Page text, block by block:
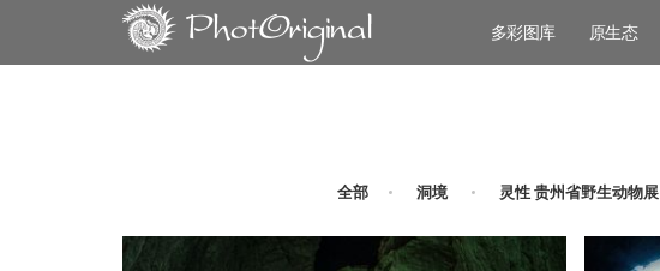
多彩图库 原生态
全部 洞境 灵性 贵州省野生动物展